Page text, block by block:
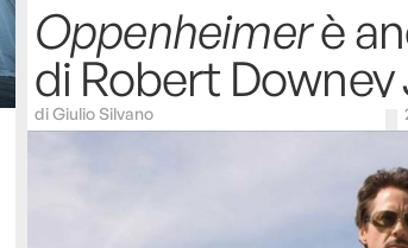
Oppenheimerè
di Robert Downey
diGiulio Silvano